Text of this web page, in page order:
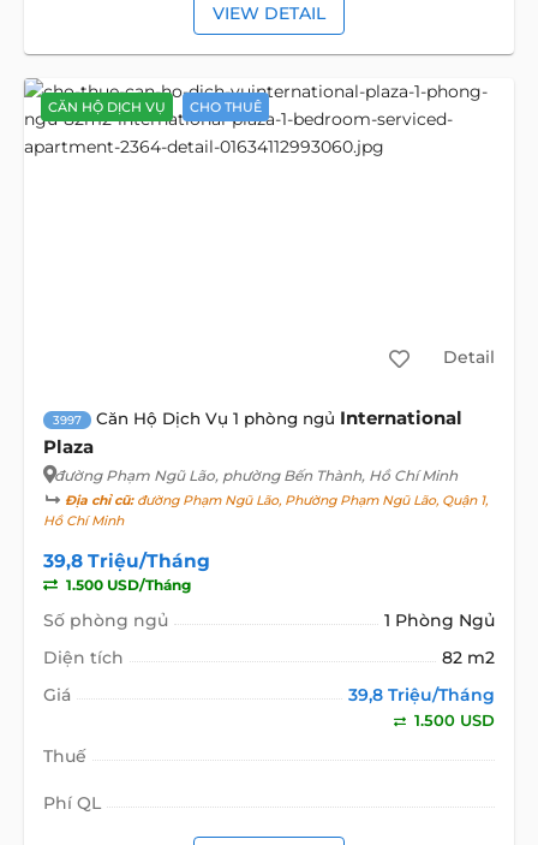
VIEW DETAIL
CĂN HỘ DỊCH VỤ CHO THUÊ
Detail
3997 Căn Hộ Dịch Vụ 1 phòng ngủ International
Plaza
đường Phạm Ngũ Lão, phường Bến Thành, Hồ Chí Minh
Địa chỉ cũ:đường Phạm Ngũ Lão, Phường Phạm Ngũ Lão, Quận 1,
Hồ Chí Minh
39,8 Triệu/Tháng
1.500 USD/Tháng
Số phòng ngủ
1 Phòng Ngủ
Diện tích
82 m2
Giá
39,8 Triệu/Tháng
1.500 USD
Thuế
Phí QL